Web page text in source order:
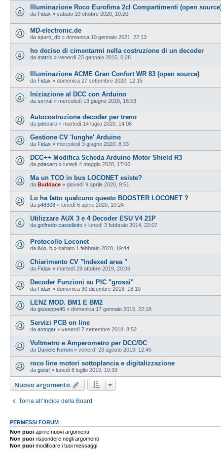
Illuminazione Roco Eurofima 2cl Compartimenti (open
da Fidax » sabato 10 ottobre 2020, 10:20
MD-electronic.de
da spurn_db » domenica 10 gennaio 2021, 22:13
ho deciso di cimentarmi nella costruzione di un decoder
da matrix » venerdì 23 gennaio 2015, 0:28
Illuminazione ACME Gran Confort WR 83 (open source)
da Fidax » domenica 27 settembre 2020, 12:15
Iniziazione al DCC con Arduino
da serval » mercoledì 13 giugno 2018, 18:53
Autocostruzione decoder per treno
da pdecaro » martedì 14 luglio 2020, 14:08
Gestione CV 'lunghe' Arduino
da Fidax » mercoledì 3 giugno 2020, 8:33
DCC++ Modifica Scheda Arduino Motor Shield R3
da pdecaro » lunedì 4 maggio 2020, 17:06
Ma un TCO in bus LOCONET esiste?
da Buddace » giovedì 9 aprile 2020, 9:51
Lo ha fatto qualcuno questo BOOSTER LOCONET ?
da p48308 » lunedì 6 aprile 2020, 10:24
Utilizzare AUX 3 e 4 Decoder ESU V4 21P
da golfredo castelletto » lunedì 3 febbraio 2014, 22:07
Protocollo Loconet
da livio_b » sabato 1 febbraio 2020, 19:44
Chiarimento CV "Indexed area "
da Fidax » martedì 29 ottobre 2019, 20:06
Decoder Funzioni su PIC "grossi"
da Fidax » domenica 30 dicembre 2018, 18:10
LENZ MOD. BM1 E BM2
da giuseppe46 » domenica 17 gennaio 2016, 22:18
Servizi PCB on line
da antogar » venerdì 7 settembre 2018, 8:52
Voltmetro e Amperometro per DCC/DC
da Daniele Neroni » venerdì 23 agosto 2019, 12:45
roco line motori sottoplancia e digitalizzazione
da giolaf » lunedì 8 luglio 2019, 10:39
Nuovo argomento
Torna all’Indice della Board
PERMESSI FORUM
Non puoi aprire nuovi argomenti
Non puoi rispondere negli argomenti
Non puoi modificare i tuoi messaggi